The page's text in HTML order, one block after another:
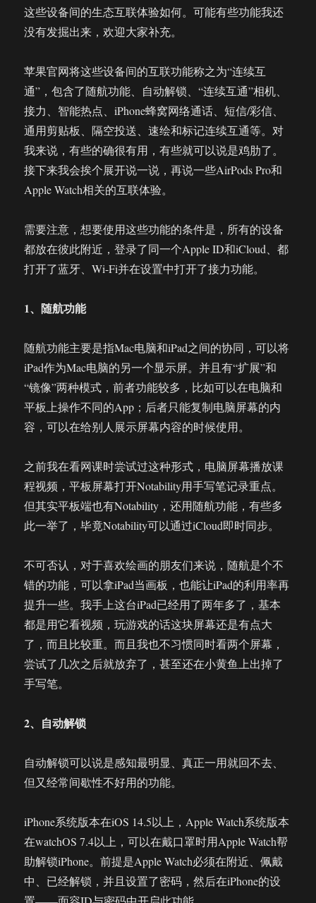
这些设备间的生态互联体验如何。可能有些功能我还
没有发掘出来，欢迎大家补充。
苹果官网将这些设备间的互联功能称之为“连续互
通”，包含了随航功能、自动解锁、“连续互通”相机、
接力、智能热点、iPhone蜂窝网络通话、短信/彩信、
通用剪贴板、隔空投送、速绘和标记连续互通等。对
我来说，有些的确很有用，有些就可以说是鸡肋了。
接下来我会挨个展开说一说，再说一些AirPods Pro和
Apple Watch相关的互联体验。
需要注意，想要使用这些功能的条件是，所有的设备
都放在彼此附近，登录了同一个Apple ID和iCloud、都
打开了蓝牙、Wi-Fi并在设置中打开了接力功能。
1、随航功能
随航功能主要是指Mac电脑和iPad之间的协同，可以将
iPad作为Mac电脑的另一个显示屏。并且有“扩展”和
“镜像”两种模式，前者功能较多，比如可以在电脑和
平板上操作不同的App；后者只能复制电脑屏幕的内
容，可以在给别人展示屏幕内容的时候使用。
之前我在看网课时尝试过这种形式，电脑屏幕播放课
程视频，平板屏幕打开Notability用手写笔记录重点。
但其实平板端也有Notability，还用随航功能，有些多
此一举了，毕竟Notability可以通过iCloud即时同步。
不可否认，对于喜欢绘画的朋友们来说，随航是个不
错的功能，可以拿iPad当画板，也能让iPad的利用率再
提升一些。我手上这台iPad已经用了两年多了，基本
都是用它看视频，玩游戏的话这块屏幕还是有点大
了，而且比较重。而且我也不习惯同时看两个屏幕，
尝试了几次之后就放弃了，甚至还在小黄鱼上出掉了
手写笔。
2、自动解锁
自动解锁可以说是感知最明显、真正一用就回不去、
但又经常间歇性不好用的功能。
iPhone系统版本在iOS 14.5以上，Apple Watch系统版本
在watchOS 7.4以上，可以在戴口罩时用Apple Watch帮
助解锁iPhone。前提是Apple Watch必须在附近、佩戴
中、已经解锁，并且设置了密码，然后在iPhone的设